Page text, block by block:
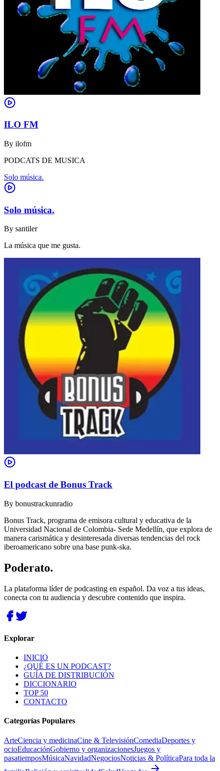
ILO FM
By ilofm
PODCATS DE MUSICA
Solo música.
Solo música.
By santiler
La música que me gusta.
El podcast de Bonus Track
By bonustrackunradio
Bonus Track, programa de emisora cultural y educativa de la
Universidad Nacional de Colombia- Sede Medellín, que explora de
manera carismática y desinteresada diversas tendencias del rock
iberoamericano sobre una base punk-ska.
Poderato.
La plataforma líder de podcasting en español. Da voz a tus ideas,
conecta con tu audiencia y descubre contenido que inspira.
Explorar
INICIO
¿QUÉ ES UN PODCAST?
GUÍA DE DISTRIBUCIÓN
DICCIONARIO
TOP 50
CONTACTO
Categorías Populares
ArteCiencia y medicinaCine & TelevisiónComediaDeportes y
ocioEducaciónGobierno y organizacionesJuegos y
pasatiemposMúsicaNavidadNegociosNoticias & PolíticaPara toda la